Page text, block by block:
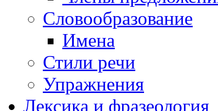
Словообразование
Имена
Стили речи
Упражнения
Лексика и фразеология